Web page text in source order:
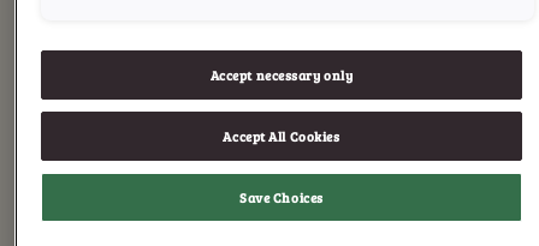
En supersprø chips krydret
Accept necessary only
Accept All Cookies
Save Choices